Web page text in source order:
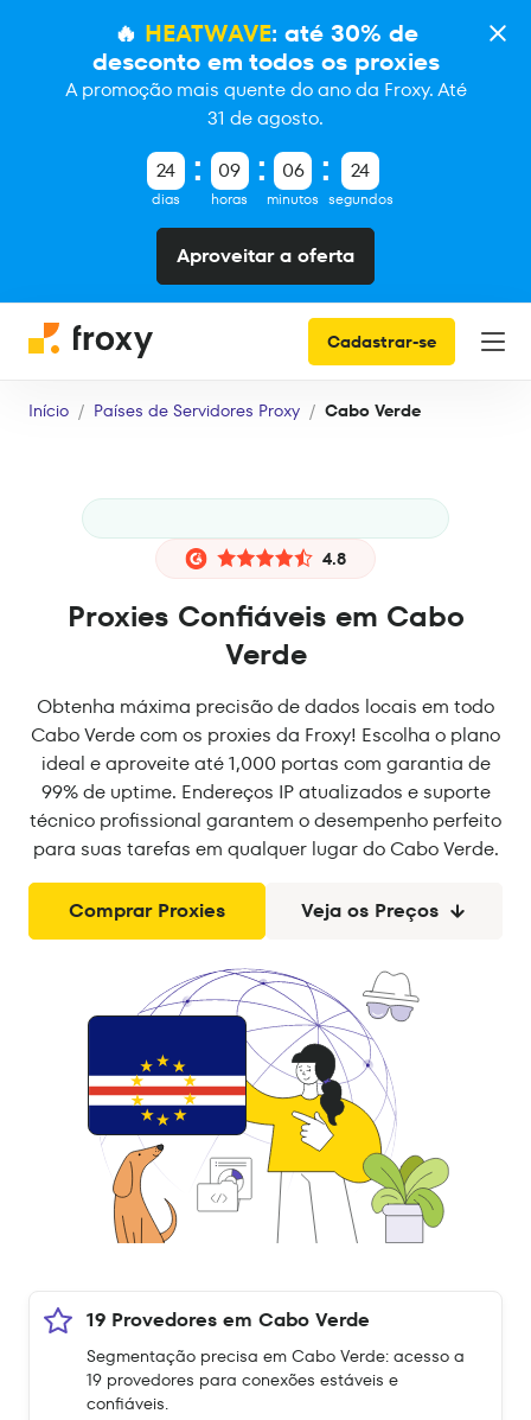
🔥 HEATWAVE: até 30% de
desconto em todos os proxies
A promoção mais quente do ano da Froxy. Até
31 de agosto.
24
dias
09
horas
06
minutos
24
segundos
Aproveitar a oferta
Cadastrar-se
Início Países de Servidores Proxy Cabo Verde
4.8
Proxies Confiáveis em Cabo
Verde
Obtenha máxima precisão de dados locais em todo
Cabo Verde com os proxies da Froxy! Escolha o plano
ideal e aproveite até 1,000 portas com garantia de
99% de uptime. Endereços IP atualizados e suporte
técnico profissional garantem o desempenho perfeito
para suas tarefas em qualquer lugar do Cabo Verde.
Comprar Proxies Veja os Preços
19 Provedores em Cabo Verde
Segmentação precisa em Cabo Verde: acesso a
19 provedores para conexões estáveis e
confiáveis.